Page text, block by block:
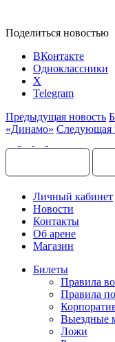
Поделиться новостью
ВКонтакте
Одноклассники
X
Telegram
Предыдущая новость
«Динамо» Следующая
Личный кабинет
Новости
Контакты
Об арене
Магазин
Билеты
Правила
Правила
Выездные
Ложи